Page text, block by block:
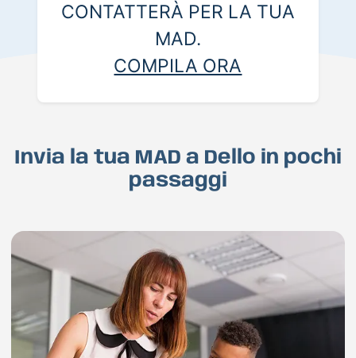
CONTATTERÀ PER LA TUA
MAD.
COMPILA ORA
Invia la tua MAD a Dello in pochi
passaggi